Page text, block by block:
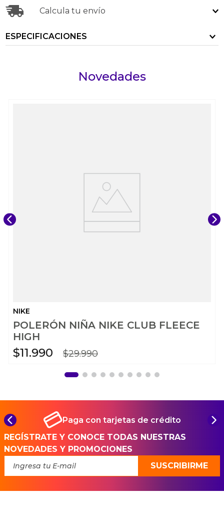
Calcula tu envío
ESPECIFICACIONES
Novedades
NIKE
POLERÓN NIÑA NIKE CLUB FLEECE
HIGH
$11.990 $29.990
Paga con tarjetas de crédito
REGÍSTRATE Y CONOCE TODAS NUESTRAS
NOVEDADES Y PROMOCIONES
SUSCRIBIRME